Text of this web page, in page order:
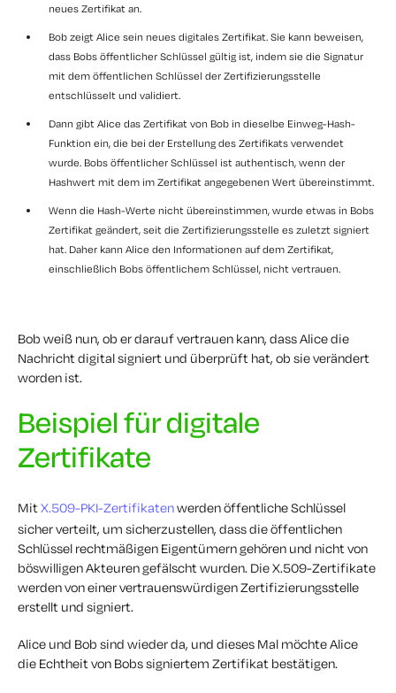
neues Zertifikat an.
Bob zeigt Alice sein neues digitales Zertifikat. Sie kann beweisen,
dass Bobs öffentlicher Schlüssel gültig ist, indem sie die Signatur
mit dem öffentlichen Schlüssel der Zertifizierungsstelle
entschlüsselt und validiert.
Dann gibt Alice das Zertifikat von Bob in dieselbe Einweg-Hash-
Funktion ein, die bei der Erstellung des Zertifikats verwendet
wurde. Bobs öffentlicher Schlüssel ist authentisch, wenn der
Hashwert mit dem im Zertifikat angegebenen Wert übereinstimmt.
Wenn die Hash-Werte nicht übereinstimmen, wurde etwas in Bobs
Zertifikat geändert, seit die Zertifizierungsstelle es zuletzt signiert
hat. Daher kann Alice den Informationen auf dem Zertifikat,
einschließlich Bobs öffentlichem Schlüssel, nicht vertrauen.
Bob weiß nun, ob er darauf vertrauen kann, dass Alice die
Nachricht digital signiert und überprüft hat, ob sie verändert
worden ist.
Beispiel für digitale
Zertifikate
MitX.509-PKI-Zertifikatenwerden öffentliche Schlüssel
sicher verteilt, um sicherzustellen, dass die öffentlichen
Schlüssel rechtmäßigen Eigentümern gehören und nicht von
böswilligen Akteuren gefälscht wurden. Die X.509-Zertifikate
werden von einer vertrauenswürdigen Zertifizierungsstelle
erstellt und signiert.
Alice und Bob sind wieder da, und dieses Mal möchte Alice
die Echtheit von Bobs signiertem Zertifikat bestätigen.